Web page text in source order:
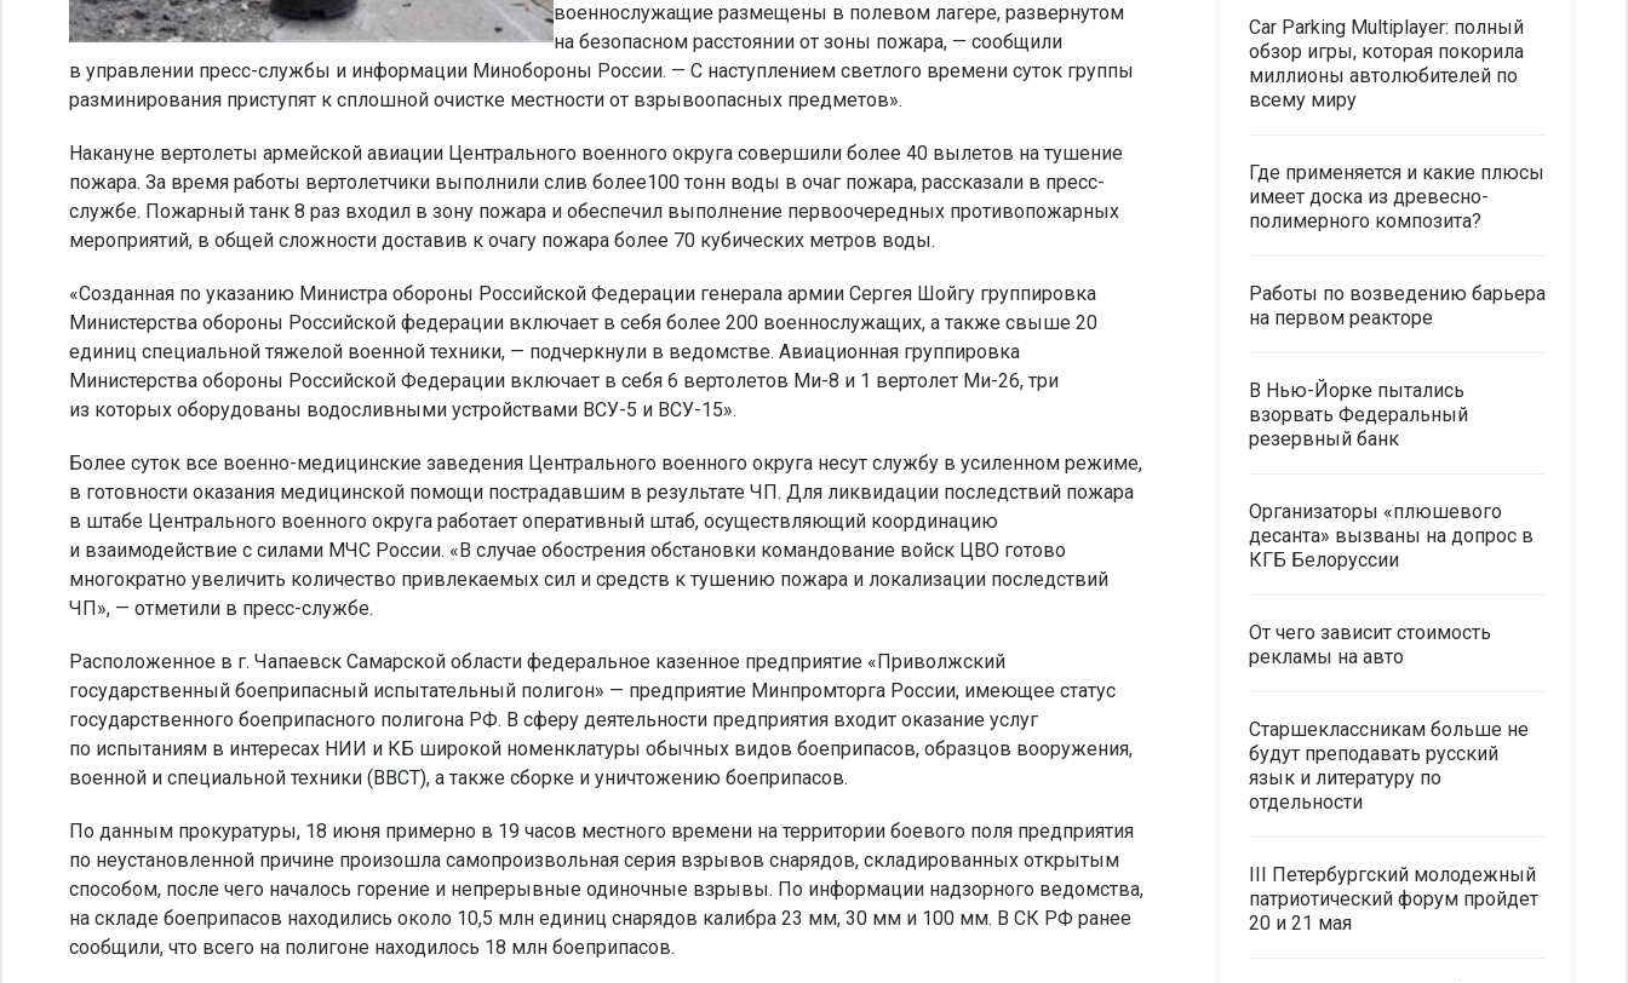
военнослужащие размещены в полевом лагере, развернутом
на безопасном расстоянии от зоны пожара, — сообщили
в управлении пресс-службы и информации Минобороны России. — С наступлением светлого времени суток группы
разминирования приступят к сплошной очистке местности от взрывоопасных предметов».
Накануне вертолеты армейской авиации Центрального военного округа совершили более 40 вылетов на тушение
пожара. За время работы вертолетчики выполнили слив более100 тонн воды в очаг пожара, рассказали в пресс-
службе. Пожарный танк 8 раз входил в зону пожара и обеспечил выполнение первоочередных противопожарных
мероприятий, в общей сложности доставив к очагу пожара более 70 кубических метров воды.
«Созданная по указанию Министра обороны Российской Федерации генерала армии Сергея Шойгу группировка
Министерства обороны Российской федерации включает в себя более 200 военнослужащих, а также свыше 20
единиц специальной тяжелой военной техники, — подчеркнули в ведомстве. Авиационная группировка
Министерства обороны Российской Федерации включает в себя 6 вертолетов Ми-8 и 1 вертолет Ми-26, три
из которых оборудованы водосливными устройствами ВСУ-5 и ВСУ-15».
Более суток все военно-медицинские заведения Центрального военного округа несут службу в усиленном режиме,
в готовности оказания медицинской помощи пострадавшим в результате ЧП. Для ликвидации последствий пожара
в штабе Центрального военного округа работает оперативный штаб, осуществляющий координацию
и взаимодействие с силами МЧС России. «В случае обострения обстановки командование войск ЦВО готово
многократно увеличить количество привлекаемых сил и средств к тушению пожара и локализации последствий
ЧП», — отметили в пресс-службе.
Расположенное в г. Чапаевск Самарской области федеральное казенное предприятие «Приволжский
государственный боеприпасный испытательный полигон» — предприятие Минпромторга России, имеющее статус
государственного боеприпасного полигона РФ. В сферу деятельности предприятия входит оказание услуг
по испытаниям в интересах НИИ и КБ широкой номенклатуры обычных видов боеприпасов, образцов вооружения,
военной и специальной техники (ВВСТ), а также сборке и уничтожению боеприпасов.
По данным прокуратуры, 18 июня примерно в 19 часов местного времени на территории боевого поля предприятия
по неустановленной причине произошла самопроизвольная серия взрывов снарядов, складированных открытым
способом, после чего началось горение и непрерывные одиночные взрывы. По информации надзорного ведомства,
на складе боеприпасов находились около 10,5 млн единиц снарядов калибра 23 мм, 30 мм и 100 мм. В СК РФ ранее
сообщили, что всего на полигоне находилось 18 млн боеприпасов.
Car Parking Multiplayer: полный
обзор игры, которая покорила
миллионы автолюбителей по
всему миру
Где применяется и какие плюсы
имеет доска из древесно-
полимерного композита?
Работы по возведению барьера
на первом реакторе
В Нью-Йорке пытались
взорвать Федеральный
резервный банк
Организаторы «плюшевого
десанта» вызваны на допрос в
КГБ Белоруссии
От чего зависит стоимость
рекламы на авто
Старшеклассникам больше не
будут преподавать русский
язык и литературу по
отдельности
III Петербургский молодежный
патриотический форум пройдет
20 и 21 мая